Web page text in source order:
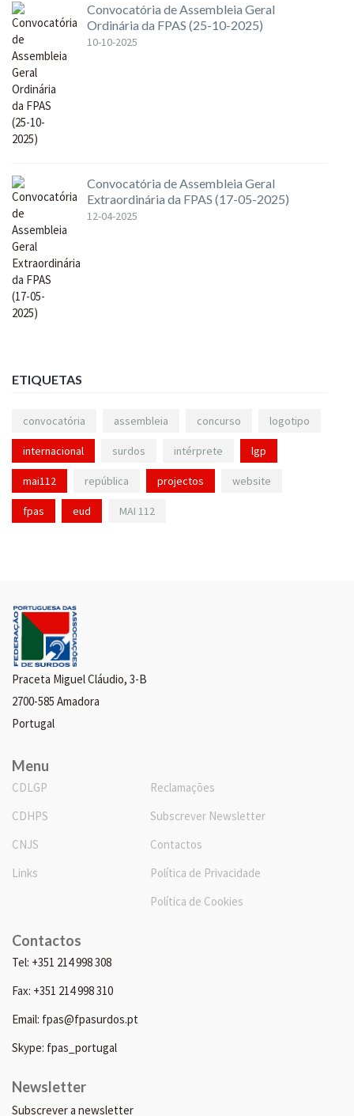
Convocatória de Assembleia Geral
Ordinária da FPAS (25-10-2025)
10-10-2025
Convocatória de Assembleia Geral
Extraordinária da FPAS (17-05-2025)
12-04-2025
ETIQUETAS
convocatória assembleia concurso logotipo
internacional surdos intérprete lgp
mai112 república projectos website
fpas eud MAI 112
Praceta Miguel Cláudio, 3-B
2700-585 Amadora
Portugal
Menu
CDLGP
CDHPS
CNJS
Links
Reclamações
Subscrever Newsletter
Contactos
Política de Privacidade
Política de Cookies
Contactos
Tel: +351 214 998 308
Fax: +351 214 998 310
Email: fpas@fpasurdos.pt
Skype: fpas_portugal
Newsletter
Subscrever a newsletter